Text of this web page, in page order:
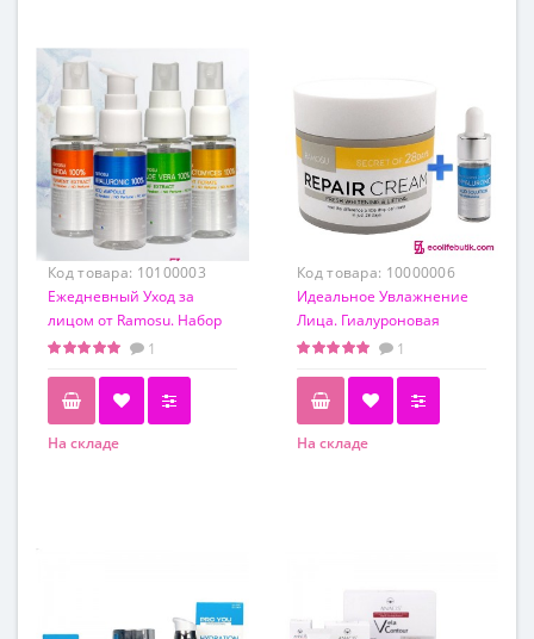
Код товара: 10100003
Ежедневный Уход за
лицом от Ramosu. Набор
50 мл*4 шт
1
На складе
Код товара: 10000006
Идеальное Увлажнение
Лица. Гиалуроновая
кислота +
крем Repair
1
На складе